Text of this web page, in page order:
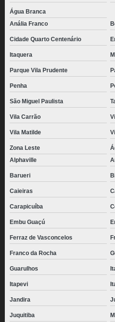
Água Branca
Anália Franco
Cidade Quarto Centenário
Itaquera
Parque Vila Prudente
Penha
São Miguel Paulista
Vila Carrão
Vila Matilde
Zona Leste
Alphaville
Barueri
Caieiras
Carapicuíba
Embu Guaçú
Ferraz de Vasconcelos
Franco da Rocha
Guarulhos
Itapevi
Jandira
Juquitiba